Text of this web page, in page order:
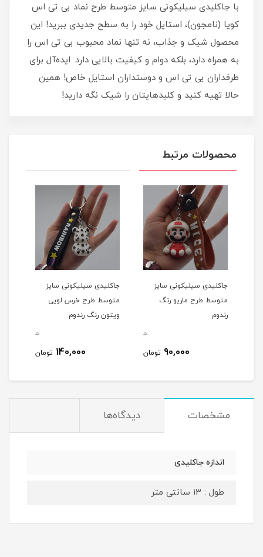
با جاکلیدی سیلیکونی سایز متوسط طرح نماد بی تی اس
کویا (نامجون)، استایل خود را به سطح جدیدی ببرید! این
محصول شیک و جذاب، نه تنها نماد محبوب بی تی اس را
به همراه دارد، بلکه دوام و کیفیت بالایی دارد. ایده‌آل برای
طرفداران بی تی اس و دوستداران استایل خاص! همین
حالا تهیه کنید و کلیدهایتان را شیک نگه دارید!
محصولات مرتبط
جاکلیدی سیلیکونی سایز
متوسط طرح ماریو رنگ
رندوم
0
90,000 تومان
جاکلیدی سیلیکونی سایز
متوسط طرح خرس لویی
ویتون رنگ رندوم
0
140,000 تومان
مشخصات دیدگاه‌ها
اندازه جاکلیدی
طول : 13 سانتی متر